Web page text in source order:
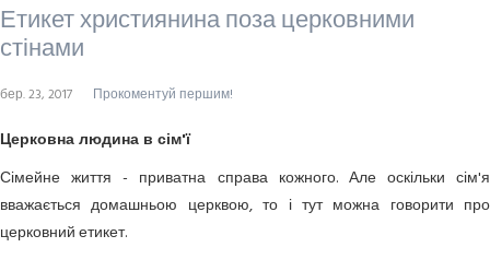
Етикет християнина поза церковними
стінами
бер. 23, 2017 Прокоментуй першим!
Церковна людина в сім'ї
Сімейне життя - приватна справа кожного. Але оскільки сім'я
вважається домашньою церквою, то і тут можна говорити про
церковний етикет.